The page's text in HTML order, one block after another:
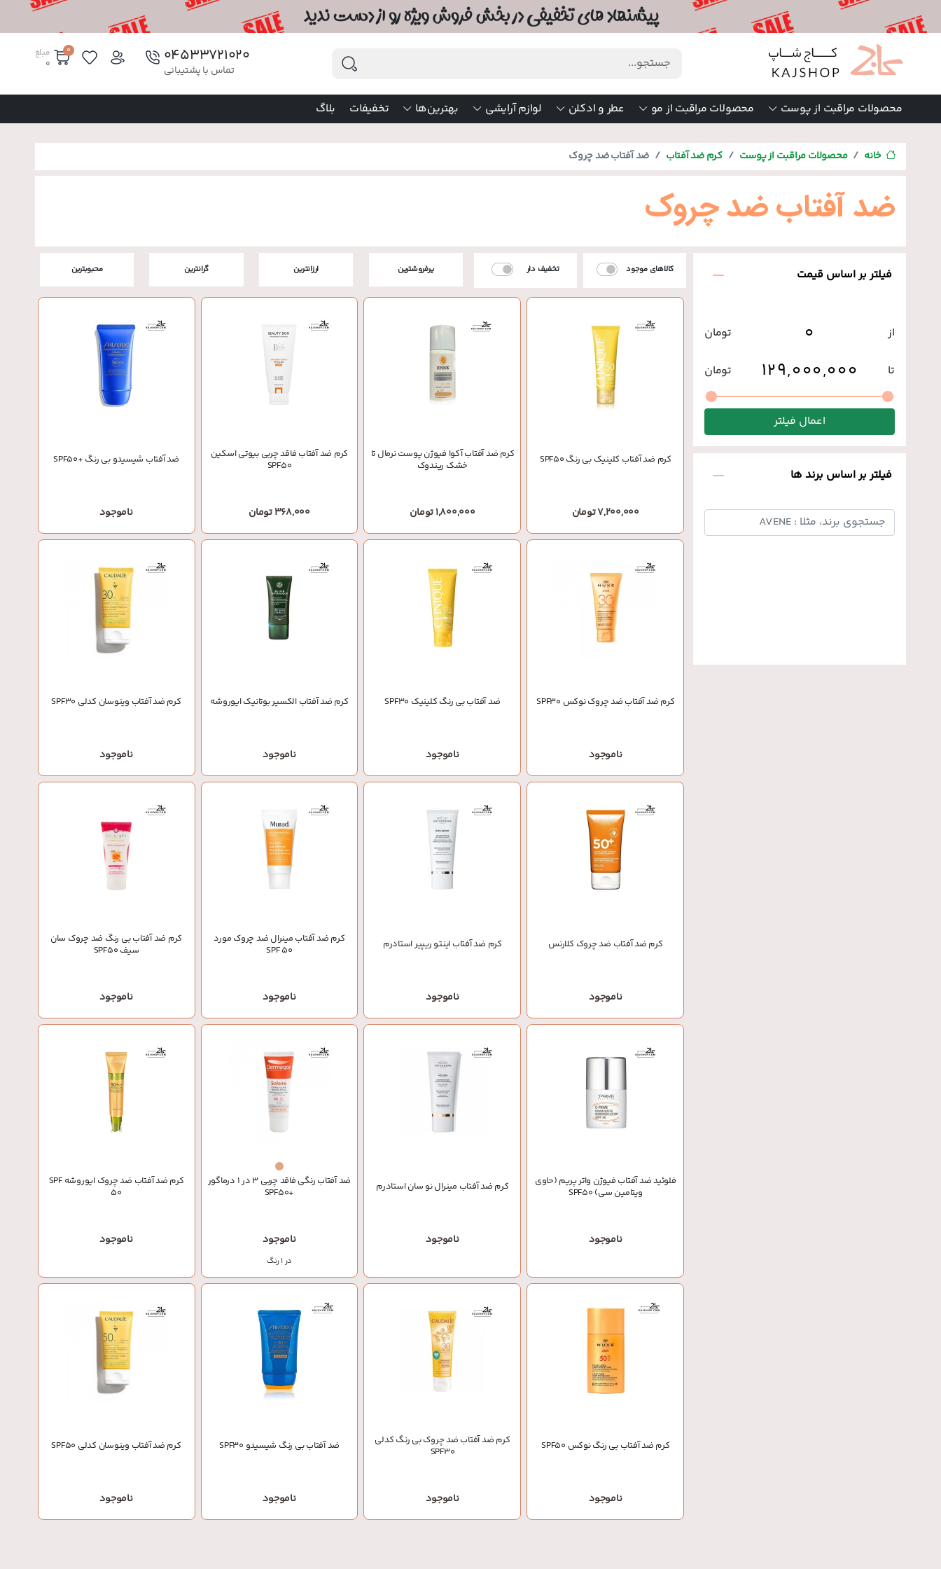
۰۴۵۳۳۷۲۱۰۲۰
تماس با پشتیبانی
مبلغ
0
0
محصولات مراقبت از پوست محصولات مراقبت از مو عطر و ادکلن لوازم آرایشی بهترین‌ها تخفیفات بلاگ
خانه محصولات مراقبت از پوست کرم ضد آفتاب ضد آفتاب ضد چروک
ضد آفتاب ضد چروک
فیلتر بر اساس قیمت
از تومان
تا تومان
اعمال فیلتر
فیلتر بر اساس برند ها
کالاهای موجود تخفیف دار پرفروشترین ارزانترین گرانترین محبوبترین
کرم ضد آفتاب کلینیک بی رنگ SPF50
7,200,000 تومان
کرم ضد آفتاب آکوا فیوژن پوست نرمال تا
خشک ریندوک
1,800,000 تومان
کرم ضد آفتاب فاقد چربی بیوتی اسکین
SPF50
368,000 تومان
ضد آفتاب شیسیدو بی رنگ +SPF50
ناموجود
کرم ضد آفتاب ضد چروک نوکس SPF30
ناموجود
ضد آفتاب بی رنگ کلینیک SPF30
ناموجود
کرم ضد آفتاب الکسیر بوتانیک ایوروشه
ناموجود
کرم ضد آفتاب وینوسان کدلی SPF30
ناموجود
کرم ضد آفتاب ضد چروک کلارنس
ناموجود
کرم ضد آفتاب اینتو ریپیر استادرم
ناموجود
کرم ضد آفتاب مینرال ضد چروک مورد
SPF 50
ناموجود
کرم ضد آفتاب بی رنگ ضد چروک سان
سیف SPF50
ناموجود
فلوئید ضد آفتاب فیوژن واتر پریم (حاوی
ویتامین سی) SPF50
ناموجود
کرم ضد آفتاب مینرال نو سان استادرم
ناموجود
ضد آفتاب رنگی فاقد چربی 3 در 1 درماگور
+SPF50
ناموجود
در 1 رنگ
کرم ضد آفتاب ضد چروک ایوروشه SPF
50
ناموجود
کرم ضد آفتاب بی رنگ نوکس SPF50
ناموجود
کرم ضد آفتاب ضد چروک بی رنگ کدلی
SPF30
ناموجود
ضد آفتاب بی رنگ شیسیدو SPF30
ناموجود
کرم ضد آفتاب وینوسان کدلی SPF50
ناموجود